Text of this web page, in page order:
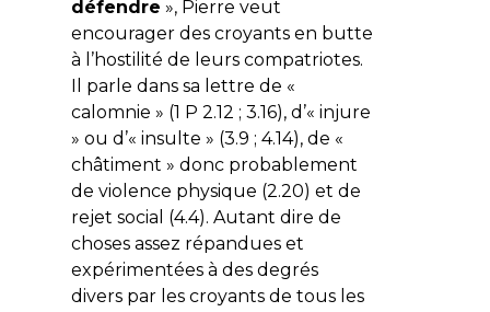
défendre », Pierre veut
encourager des croyants en butte
à l’hostilité de leurs compatriotes.
Il parle dans sa lettre de «
calomnie » (1 P 2.12 ; 3.16), d’« injure
» ou d’« insulte » (3.9 ; 4.14), de «
châtiment » donc probablement
de violence physique (2.20) et de
rejet social (4.4). Autant dire de
choses assez répandues et
expérimentées à des degrés
divers par les croyants de tous les